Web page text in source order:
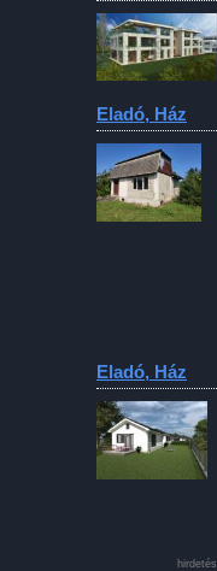
Eladó, Ház
Eladó, Ház
hirdetés